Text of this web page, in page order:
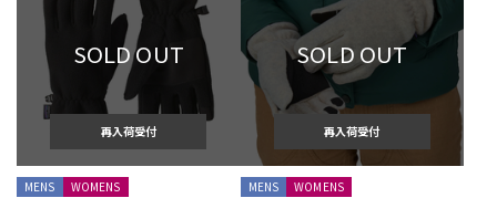
SOLD OUT
再入荷受付
MENS
WOMENS
SOLD OUT
再入荷受付
MENS
WOMENS